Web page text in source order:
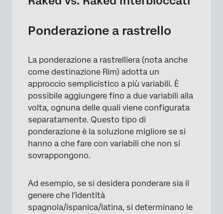
Ponderazione a rastrello
La ponderazione a rastrelliera (nota anche
come destinazione Rim) adotta un
approccio semplicistico a più variabili. È
possibile aggiungere fino a due variabili alla
volta, ognuna delle quali viene configurata
separatamente. Questo tipo di
ponderazione è la soluzione migliore se si
hanno a che fare con variabili che non si
sovrappongono.
Ad esempio, se si desidera ponderare sia il
genere che l'identità
spagnola/ispanica/latina, si determinano le